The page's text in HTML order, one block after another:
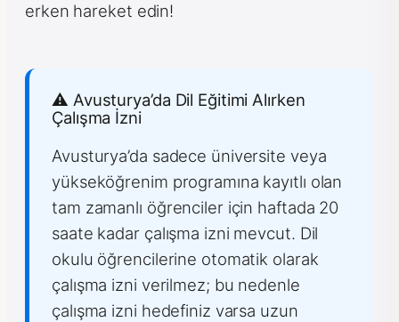
erken hareket edin!
⚠️ Avusturya’da Dil Eğitimi Alırken
Çalışma İzni
Avusturya’da sadece üniversite veya
yükseköğrenim programına kayıtlı olan
tam zamanlı öğrenciler için haftada 20
saate kadar çalışma izni mevcut. Dil
okulu öğrencilerine otomatik olarak
çalışma izni verilmez; bu nedenle
çalışma izni hedefiniz varsa uzun